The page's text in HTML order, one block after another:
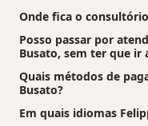
Onde fica o
Posso passar por
Busato, sem ter que ir
Quais métodos de
Busato?
Em quais idiomas